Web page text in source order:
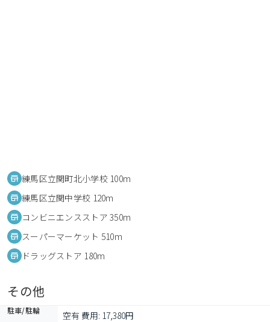
練馬区立関町北小学校 100m
練馬区立関中学校 120m
コンビニエンスストア 350m
スーパーマーケット 510m
ドラッグストア 180m
その他
駐車/駐輪 空有 費用: 17,380円